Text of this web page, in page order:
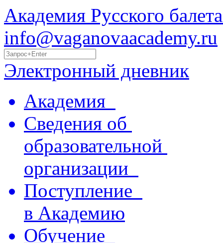
Академия Русского
info@vaganovaacademy.ru
Электронный дневник
Академия
Сведения об
образовательной
организации
Поступление
в Академию
Обучение